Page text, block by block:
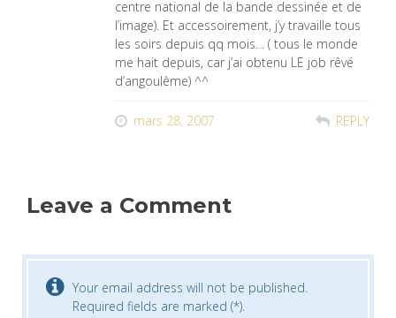
centre national de la bande dessinée et de
l’image). Et accessoirement, j’y travaille tous
les soirs depuis qq mois… ( tous le monde
me hait depuis, car j’ai obtenu LE job rêvé
d’angoulême) ^^
mars 28, 2007 REPLY
Leave a Comment
Your email address will not be published.
Required fields are marked (*).